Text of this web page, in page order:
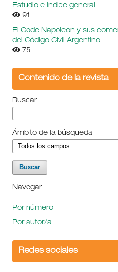
Estudio e indice general
91
El Code Napoleon y sus
del Código Civil Argentino
75
Contenido de la revista
Buscar
Ámbito de la búsqueda
Navegar
Por número
Por autor/a
Redes sociales